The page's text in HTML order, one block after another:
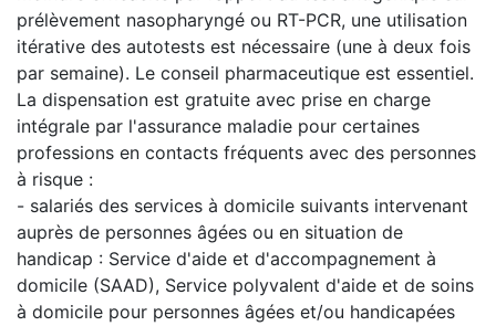
prélèvement nasopharyngé ou RT-PCR, une utilisation
itérative des autotests est nécessaire (une à deux fois
par semaine). Le conseil pharmaceutique est essentiel.
La dispensation est gratuite avec prise en charge
intégrale par l'assurance maladie pour certaines
professions en contacts fréquents avec des personnes
à risque :
- salariés des services à domicile suivants intervenant
auprès de personnes âgées ou en situation de
handicap : Service d'aide et d'accompagnement à
domicile (SAAD), Service polyvalent d'aide et de soins
à domicile pour personnes âgées et/ou handicapées